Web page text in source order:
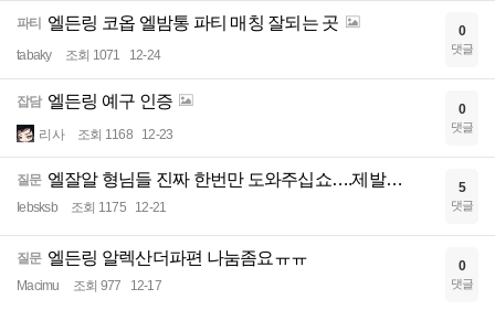
파티 엘든링 코옵 엘밤통 파티 매칭 잘되는 곳
tabaky 조회 1071 12-24
0
댓글
잡담 엘든링 예구 인증
리사 조회 1168 12-23
0
댓글
질문 엘잘알 형님들 진짜 한번만 도와주십쇼….제발…
Iebsksb 조회 1175 12-21
5
댓글
질문 엘든링 알렉산더파편 나눔좀요ㅠㅠ
Macimu 조회 977 12-17
0
댓글